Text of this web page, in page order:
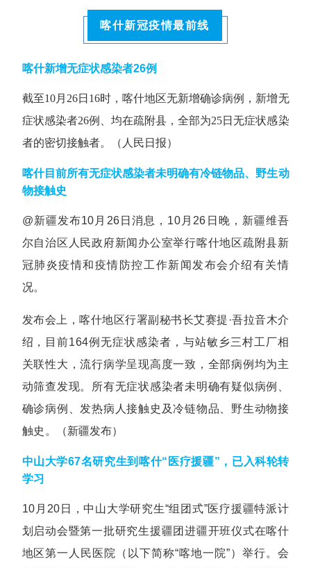
喀什新冠疫情最前线
喀什新增无症状感染者26例
截至10月26日16时，喀什地区无新增确诊病例，新增无
症状感染者26例、均在疏附县，全部为25日无症状感染
者的密切接触者。（人民日报）
喀什目前所有无症状感染者未明确有冷链物品、野生动
物接触史
@新疆发布10月26日消息，10月26日晚，新疆维吾
尔自治区人民政府新闻办公室举行喀什地区疏附县新
冠肺炎疫情和疫情防控工作新闻发布会介绍有关情
况。
发布会上，喀什地区行署副秘书长艾赛提·吾拉音木介
绍，目前164例无症状感染者，与站敏乡三村工厂相
关联性大，流行病学呈现高度一致，全部病例均为主
动筛查发现。所有无症状感染者未明确有疑似病例、
确诊病例、发热病人接触史及冷链物品、野生动物接
触史。
（新疆发布）
中山大学67名研究生到喀什“医疗援疆”，已入科轮转
学习
10月20日，中山大学研究生“组团式”医疗援疆特派计
划启动会暨第一批研究生援疆团进疆开班仪式在喀什
地区第一人民医院（以下简称“喀地一院”）举行。会